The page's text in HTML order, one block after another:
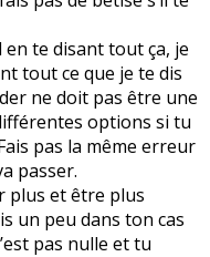
en te disant tout ça, je
tout ce que je te dis
ne doit pas être une
options si tu
pas la même erreur
passer.
plus et être plus
un peu dans ton cas
pas nulle et tu